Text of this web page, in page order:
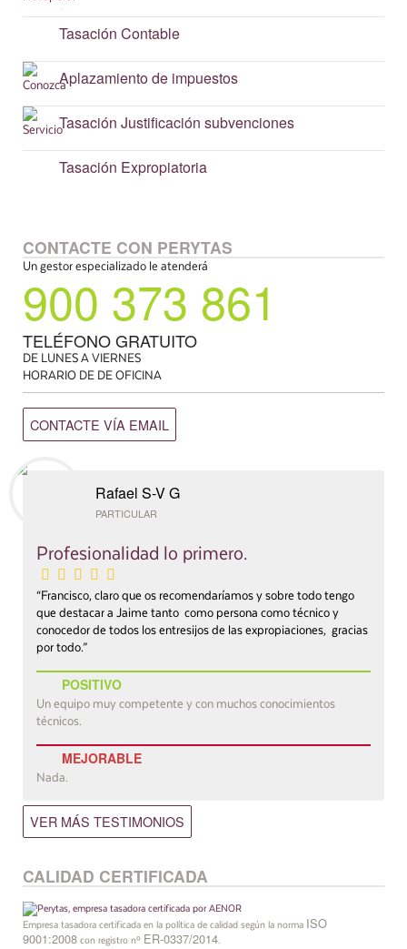
Tasación Contable
Aplazamientode impuestos
Tasación Justificación subvenciones
Tasación Expropiatoria
CONTACTE CON PERYTAS
Un gestor especializado le atenderá
900 373 861
TELÉFONO GRATUITO
DE LUNES A VIERNES
HORARIO DE DE OFICINA
CONTACTE VÍA EMAIL
Rafael S-V G
PARTICULAR
Profesionalidad lo primero.
“Francisco, claro que os recomendaríamos y sobre todo tengo
que destacar a Jaime tanto como persona como técnico y
conocedor de todos los entresijos de las expropiaciones, gracias
por todo.”
POSITIVO
Un equipo muy competente y con muchos conocimientos
técnicos.
MEJORABLE
Nada.
VER MÁS TESTIMONIOS
CALIDAD CERTIFICADA
Empresa tasadora certificada en la política de calidad según la norma ISO
9001:2008con registro nº ER-0337/2014.